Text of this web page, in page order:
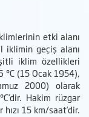
etki alanı
iklimin geçiş alanı
iklim özellikleri
ºC (15 Ocak 1954),
2000) olarak
Hakim rüzgar
15 km/saat’dir.